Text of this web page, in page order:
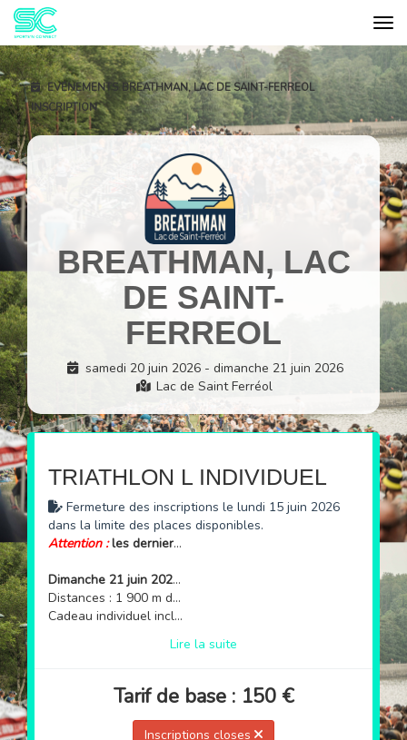
Cookies management panel
EVÉNEMENTS BREATHMAN, LAC DE SAINT-FERREOL
INSCRIPTION
BREATHMAN, LAC
DE SAINT-
FERREOL
samedi 20 juin 2026 - dimanche 21 juin 2026
Lac de Saint Ferréol
TRIATHLON L INDIVIDUEL
Fermeture des inscriptions le lundi 15 juin 2026
dans la limite des places disponibles.
Attention :les derniers dossards disponibles sont des dossards réattribués après annulation. Le nom imprimé sur le dossard sera celui du participant initial et non celui du nouvel inscrit.
Dimanche 21 juin 2026 à 8h30
Distances : 1 900 m de natation → 90 km de vélo → 20 km de course à pied
Cadeau individuel inclus
Lire la suite
Tarif de base : 150 €
Inscriptions closes